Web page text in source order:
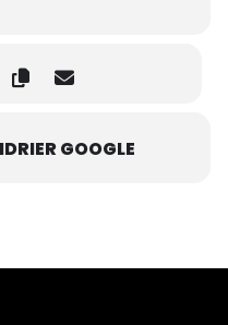
GOOGLE